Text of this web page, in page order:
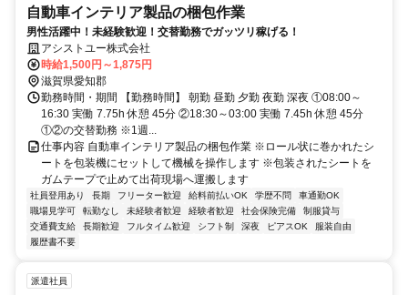
自動車インテリア製品の梱包作業
男性活躍中！未経験歓迎！交替勤務でガッツリ稼げる！
アシストユー株式会社
時給1,500円～1,875円
滋賀県愛知郡
勤務時間・期間 【勤務時間】 朝勤 昼勤 夕勤 夜勤 深夜 ①08:00～
16:30 実働 7.75h 休憩 45分 ②18:30～03:00 実働 7.45h 休憩 45分
①②の交替勤務 ※1週...
仕事内容 自動車インテリア製品の梱包作業 ※ロール状に巻かれたシ
ートを包装機にセットして機械を操作します ※包装されたシートを
ガムテープで止めて出荷現場へ運搬します
社員登用あり 長期 フリーター歓迎 給料前払いOK 学歴不問
車通勤OK
職場見学可
転勤なし 未経験者歓迎 経験者歓迎 社会保険完備
制服貸与
交通費支給
長期歓迎 フルタイム歓迎 シフト制 深夜 ピアスOK
服装自由
履歴書不要
派遣社員